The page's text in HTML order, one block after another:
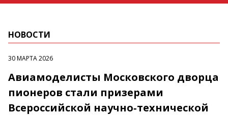
НОВОСТИ
30 МАРТА 2026
Авиамоделисты Московского дворца
пионеров стали призерами
Всероссийской научно‑технической